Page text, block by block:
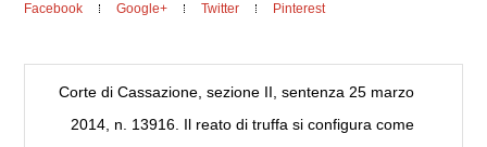
Facebook Google+ Twitter Pinterest
Corte di Cassazione, sezione II, sentenza 25 marzo
2014, n. 13916. Il reato di truffa si configura come